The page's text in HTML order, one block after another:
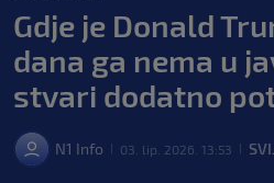
Gdje je Donald
dana ga nema u
stvari dodatno
N1 Info 03. lip. 2026. 13:53